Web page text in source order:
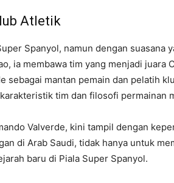
Atletik
Spanyol, namun dengan suasana
ia membawa tim yang menjadi juara
sebagai mantan pemain dan pelatih
tim dan filosofi permainan
Valverde, kini tampil dengan
di Arab Saudi, tidak hanya untuk
baru di Piala Super Spanyol.